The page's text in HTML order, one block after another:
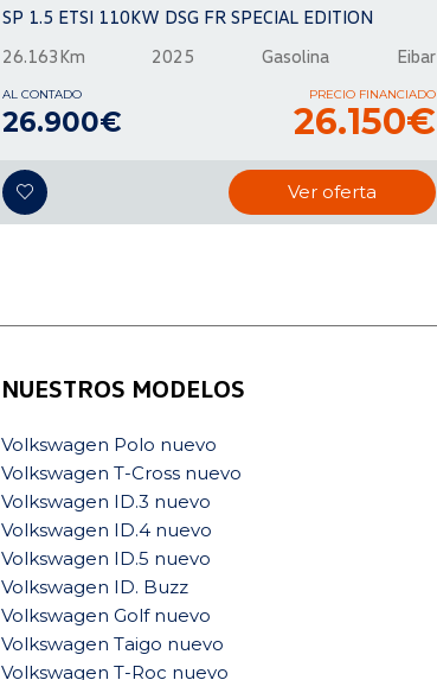
SP 1.5 ETSI 110KW DSG FR SPECIAL EDITION
26.163Km
2025 Gasolina Eibar
AL CONTADO
26.900€
PRECIO FINANCIADO
26.150€
Ver oferta
NUESTROS MODELOS
Volkswagen Polo nuevo
Volkswagen T-Cross nuevo
Volkswagen ID.3 nuevo
Volkswagen ID.4 nuevo
Volkswagen ID.5 nuevo
Volkswagen ID. Buzz
Volkswagen Golf nuevo
Volkswagen Taigo nuevo
Volkswagen T-Roc nuevo